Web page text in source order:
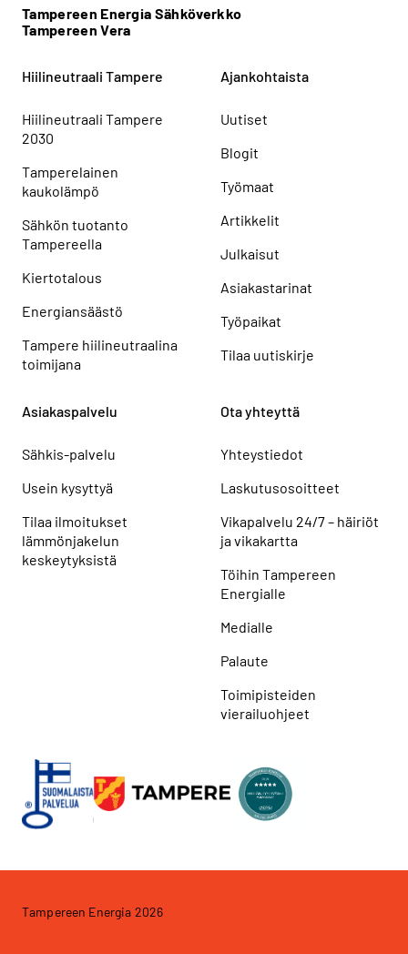
Tampereen Energia Sähköverkko
Tampereen Vera
Hiilineutraali Tampere
Hiilineutraali Tampere
2030
Tamperelainen
kaukolämpö
Sähkön tuotanto
Tampereella
Kiertotalous
Energiansäästö
Tampere hiilineutraalina
toimijana
Ajankohtaista
Uutiset
Blogit
Työmaat
Artikkelit
Julkaisut
Asiakastarinat
Työpaikat
Tilaa uutiskirje
Asiakaspalvelu
Sähkis-palvelu
Usein kysyttyä
Tilaa ilmoitukset
lämmönjakelun
keskeytyksistä
Ota yhteyttä
Yhteystiedot
Laskutusosoitteet
Vikapalvelu 24/7 – häiriöt
ja vikakartta
Töihin Tampereen
Energialle
Medialle
Palaute
Toimipisteiden
vierailuohjeet
Tampereen Energia 2026